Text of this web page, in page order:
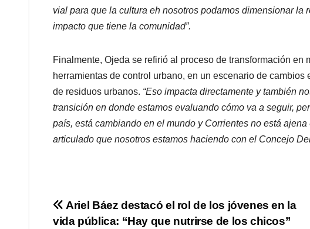
vial para que la cultura eh nosotros podamos dimensionar
impacto que tiene la comunidad”.
Finalmente, Ojeda se refirió al proceso de transformación
herramientas de control urbano, en un escenario de
de residuos urbanos. “Eso impacta directamente y también
transición en donde estamos evaluando cómo va a seguir,
país, está cambiando en el mundo y Corrientes no está ajena
articulado que nosotros estamos haciendo con el Concejo
Navegación
Ariel Báez destacó el rol de los jóvenes en la
vida pública: “Hay que nutrirse de los chicos”